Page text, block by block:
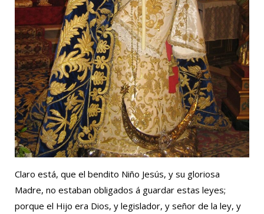
Claro está, que el bendito Niño Jesús, y su gloriosa
Madre, no estaban obligados á guardar estas leyes;
porque el Hijo era Dios, y legislador, y señor de la ley, y